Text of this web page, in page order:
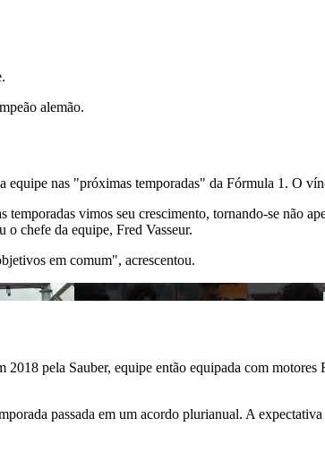
alemão.
equipe nas "próximas temporadas" da Fórmula 1. O
vimos seu crescimento, tornando-se não
o chefe da equipe, Fred Vasseur.
em comum", acrescentou.
2018 pela Sauber, equipe então equipada com motores
passada em um acordo plurianual. A